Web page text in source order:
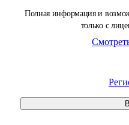
Полная информация и
только с